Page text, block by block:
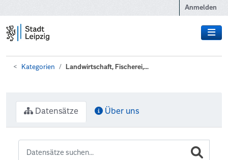
Anmelden
Kategorien Landwirtschaft, Fischerei,...
Datensätze Über uns